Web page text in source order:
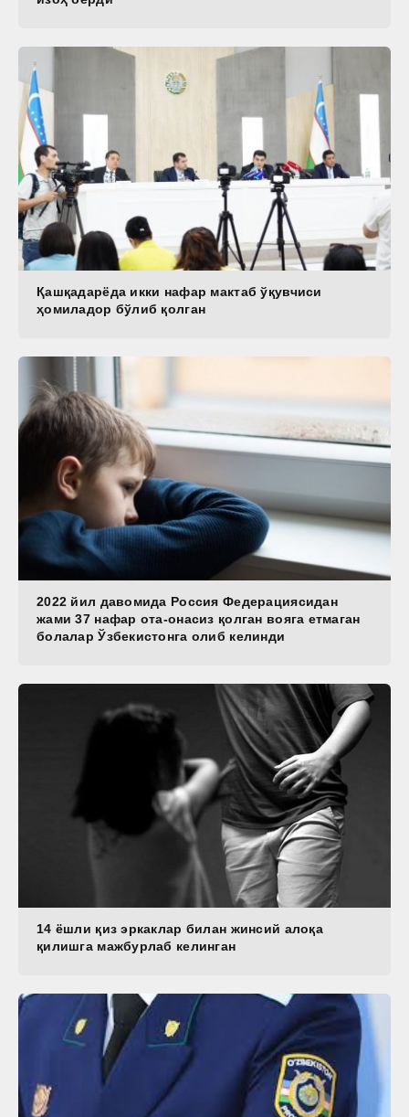
Қашқадарёда икки нафар мактаб ўқувчиси
ҳомиладор бўлиб қолган
2022 йил давомида Россия Федерациясидан
жами 37 нафар ота-онасиз қолган вояга етмаган
болалар Ўзбекистонга олиб келинди
14 ёшли қиз эркаклар билан жинсий алоқа
қилишга мажбурлаб келинган